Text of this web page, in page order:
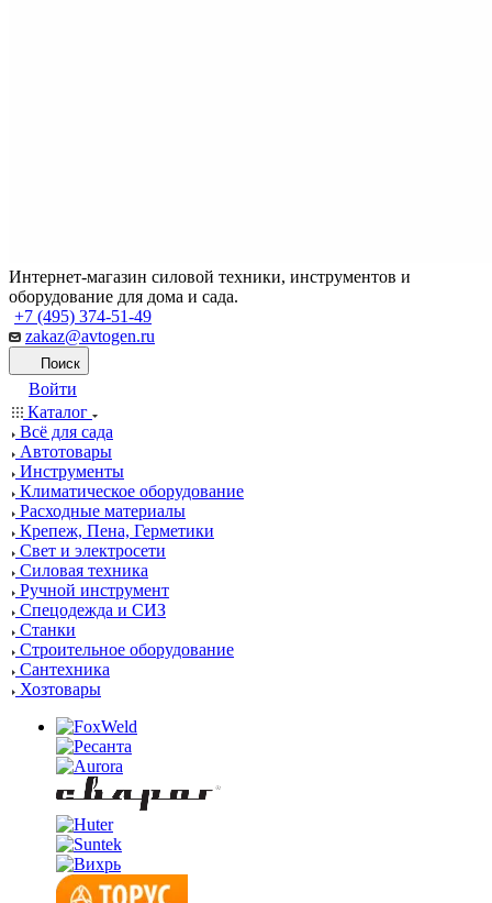
Интернет-магазин силовой техники, инструментов и
оборудование для дома и сада.
+7 (495) 374-51-49
zakaz@avtogen.ru
Поиск
Войти
Каталог
Всё для сада
Автотовары
Инструменты
Климатическое оборудование
Расходные материалы
Крепеж, Пена, Герметики
Свет и электросети
Силовая техника
Ручной инструмент
Спецодежда и СИЗ
Станки
Строительное оборудование
Сантехника
Хозтовары